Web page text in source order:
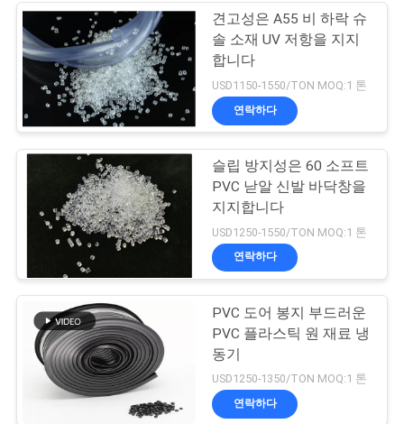
인
용
을
요
청
오
폐수 필터용 여과 매
체
17
떠있는 비드 필터 매
체
15
견고성은 A55 비 하락 슈
솔 소재 UV 저항을 지지
합니다
USD1150-1550/TON MOQ:1 톤
연락하다
슬립 방지성은 60 소프트
PVC 낟알 신발 바닥창을
지지합니다
USD1250-1550/TON MOQ:1 톤
연락하다
PVC 도어 봉지 부드러운
PVC 플라스틱 원 재료 냉
동기
USD1250-1350/TON MOQ:1 톤
연락하다